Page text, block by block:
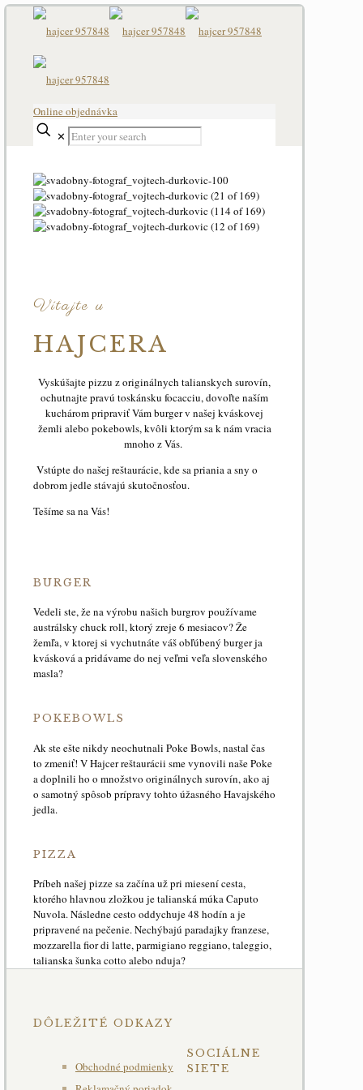
Online objednávka
✕
Vítajte u
HAJCERA
Vyskúšajte pizzu z originálnych talianskych surovín,
ochutnajte pravú toskánsku focacciu, dovoľte naším
kuchárom pripraviť Vám burger v našej kváskovej
žemli alebo pokebowls, kvôli ktorým sa k nám vracia
mnoho z Vás.
Vstúpte do našej reštaurácie, kde sa priania a sny o
dobrom jedle stávajú skutočnosťou.
Tešíme sa na Vás!
BURGER
Vedeli ste, že na výrobu našich burgrov používame
austrálsky chuck roll, ktorý zreje 6 mesiacov? Že
žemľa, v ktorej si vychutnáte váš obľúbený burger ja
kvásková a pridávame do nej veľmi veľa slovenského
masla?
POKEBOWLS
Ak ste ešte nikdy neochutnali Poke Bowls, nastal čas
to zmeniť! V Hajcer reštaurácii sme vynovili naše Poke
a doplnili ho o množstvo originálnych surovín, ako aj
o samotný spôsob prípravy tohto úžasného Havajského
jedla.
PIZZA
Príbeh našej pizze sa začína už pri miesení cesta,
ktorého hlavnou zložkou je talianská múka Caputo
Nuvola. Následne cesto oddychuje 48 hodín a je
pripravené na pečenie. Nechýbajú paradajky franzese,
mozzarella fior di latte, parmigiano reggiano, taleggio,
talianska šunka cotto alebo nduja?
DÔLEŽITÉ ODKAZY
Obchodné podmienky
SOCIÁLNE
SIETE